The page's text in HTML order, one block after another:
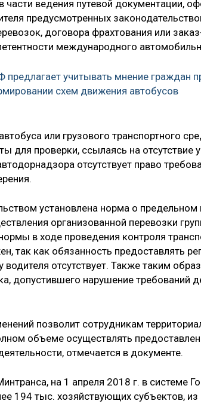
ведения путевой документации,
предусмотренных
договора фрахтования или
международного
предлагает учитывать мнение граждан
схем движения автобусов
или грузового транспортного
для проверки, ссылаясь на отсутствие
отсутствует право
установлена норма о предельном
организованной перевозки
в ходе проведения контроля
так как обязанность предоставлять
водителя отсутствует. Также таким
допустившего нарушение требований
позволит сотрудникам
объеме осуществлять
отмечается в документе.
на 1 апреля 2018 г. в системе
194 тыс. хозяйствующих субъектов,